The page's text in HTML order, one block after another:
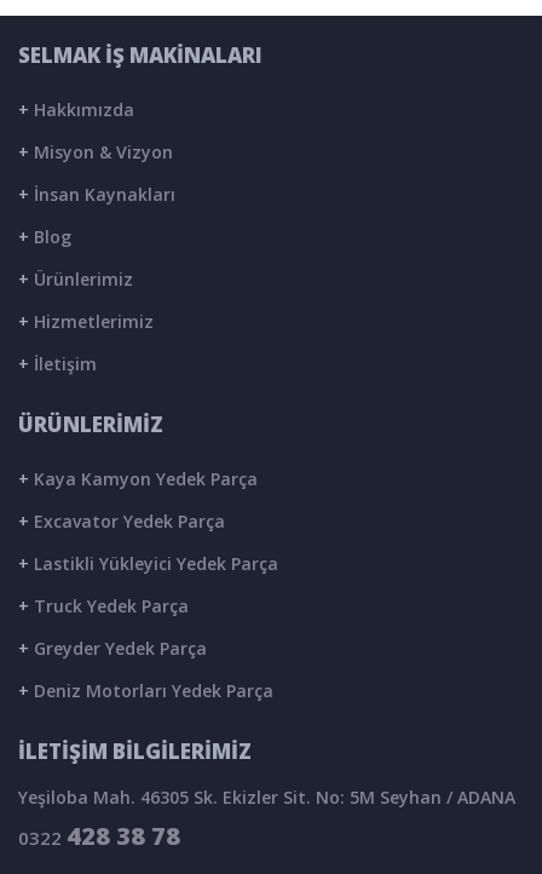
SELMAK İŞ MAKİNALARI
+ Hakkımızda
+ Misyon & Vizyon
+ İnsan Kaynakları
+ Blog
+ Ürünlerimiz
+ Hizmetlerimiz
+ İletişim
ÜRÜNLERİMİZ
+ Kaya Kamyon Yedek Parça
+ Excavator Yedek Parça
+ Lastikli Yükleyici Yedek Parça
+ Truck Yedek Parça
+ Greyder Yedek Parça
+ Deniz Motorları Yedek Parça
İLETİŞİM BİLGİLERİMİZ
Yeşiloba Mah. 46305 Sk. Ekizler Sit. No: 5M Seyhan / ADANA
0322 428 38 78